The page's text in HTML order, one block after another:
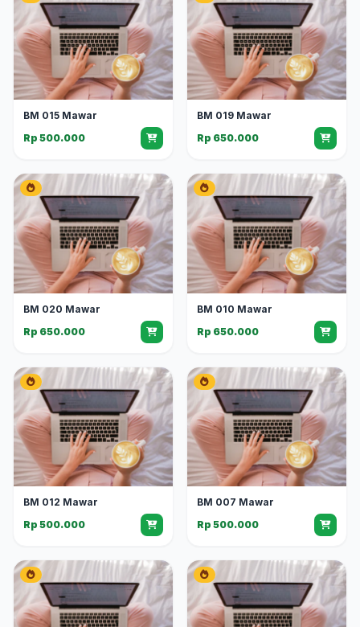
BM 015 Mawar
Rp 500.000
BM 019 Mawar
Rp 650.000
BM 020 Mawar
Rp 650.000
BM 010 Mawar
Rp 650.000
BM 012 Mawar
Rp 500.000
BM 007 Mawar
Rp 500.000